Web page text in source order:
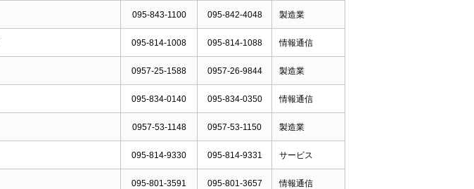
095-843-1100 095-842-4048 製造業
095-814-1008 095-814-1088 情報通信
0957-25-1588 0957-26-9844 製造業
095-834-0140 095-834-0350 情報通信
0957-53-1148 0957-53-1150 製造業
095-814-9330 095-814-9331 サービス
095-801-3591 095-801-3657 情報通信